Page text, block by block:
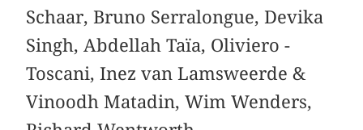
Schaar, ­Bruno Serralongue, Devika
Singh, Abdellah Taïa, ­Oliviero ­
Toscani, Inez van Lamsweerde &
Vinoodh ­Matadin, Wim Wenders,